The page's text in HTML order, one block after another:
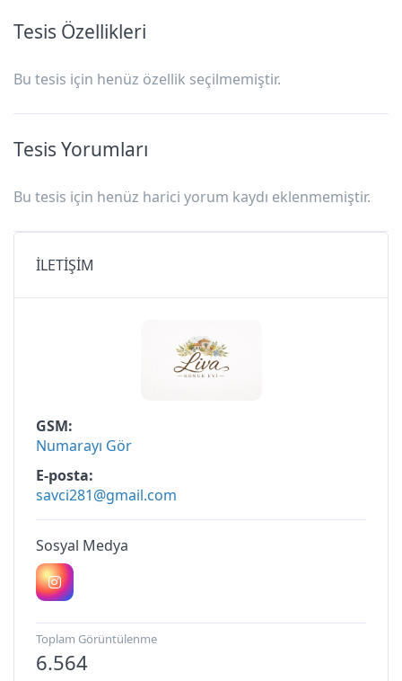
Tesis Özellikleri
Bu tesis için henüz özellik seçilmemiştir.
Tesis Yorumları
Bu tesis için henüz harici yorum kaydı eklenmemiştir.
İLETİŞİM
GSM
Numarayı Gör
E-posta
savci281@gmail.com
Sosyal Medya
Toplam Görüntülenme
6.564